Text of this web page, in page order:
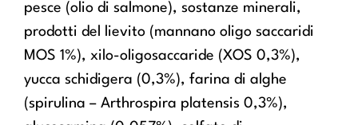
pesce (olio di salmone), sostanze minerali,
prodotti del lievito (mannano oligo saccaridi
MOS 1%), xilo-oligosaccaride (XOS 0,3%),
yucca schidigera (0,3%), farina di alghe
(spirulina – Arthrospira platensis 0,3%),